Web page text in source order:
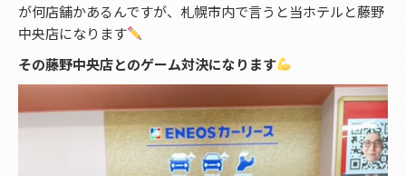
が何店舗かあるんですが、札幌市内で言うと当ホテルと藤野
中央店になります
その藤野中央店とのゲーム対決になります